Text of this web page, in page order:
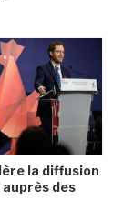
la diffusion
auprès des